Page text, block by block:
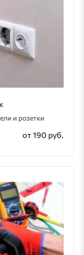
и розетки
от 190 руб.